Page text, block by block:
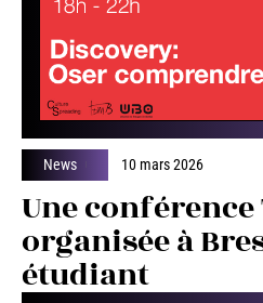
News 10 mars 2026
Une conférence
organisée à
étudiant